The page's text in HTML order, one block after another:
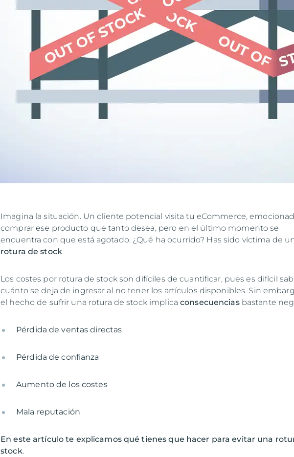
Imagina la situación. Un cliente potencial visita tu eCommerce,
comprar ese producto que tanto desea, pero en el último momento se
encuentra con que está agotado. ¿Qué ha ocurrido? Has sido víctima de
rotura de stock.
Los costes por rotura de stock son difíciles de cuantificar, pues es difícil
cuánto se deja de ingresar al no tener los artículos disponibles. Sin
el hecho de sufrir una rotura de stock implica consecuenciasbastante
Pérdida de ventas directas
Pérdida de confianza
Aumento de los costes
Mala reputación
En este artículo te explicamos qué tienes que hacer para evitar una
stock.